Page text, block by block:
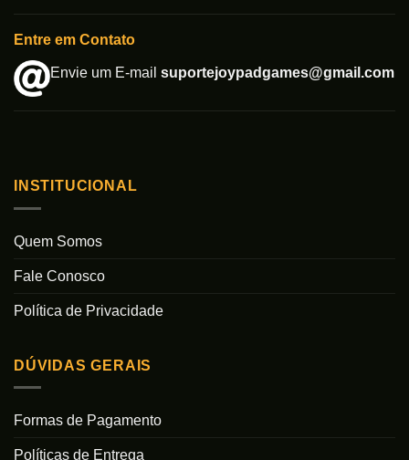
Entre em Contato
Envie um E-mail suportejoypadgames@gmail.com
INSTITUCIONAL
Quem Somos
Fale Conosco
Política de Privacidade
DÚVIDAS GERAIS
Formas de Pagamento
Políticas de Entrega